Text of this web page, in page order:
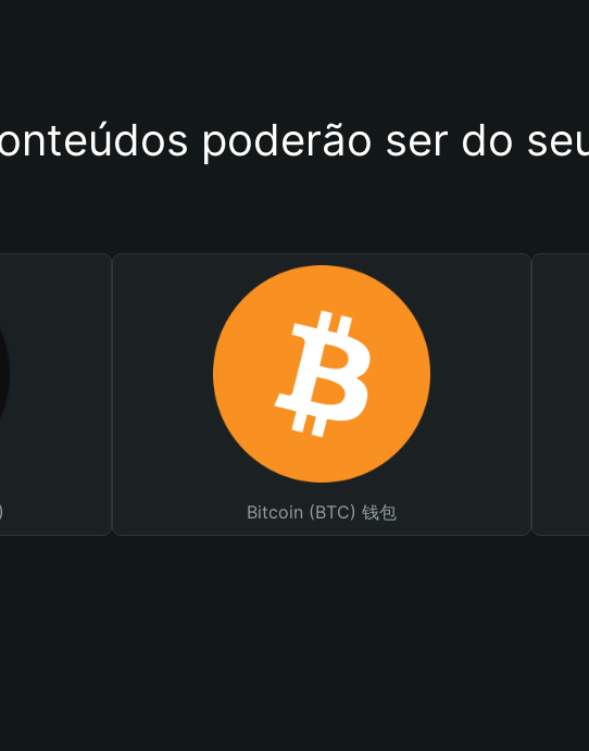
poderão ser do
Bitcoin (BTC) 钱包